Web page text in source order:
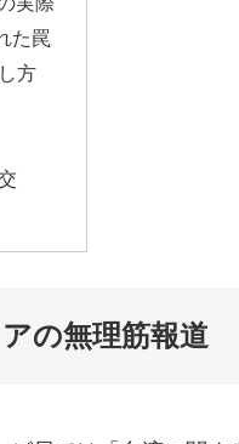
た罠
方
の無理筋報道